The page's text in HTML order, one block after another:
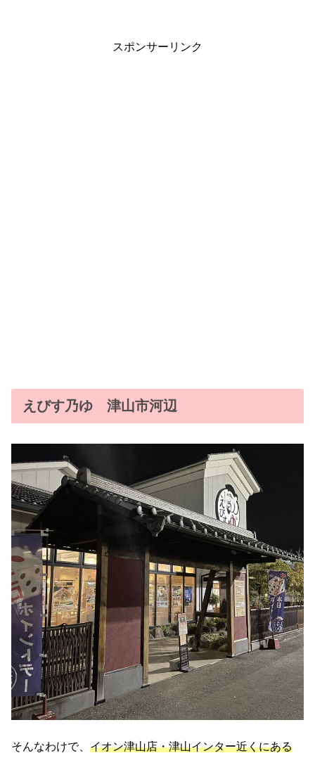
スポンサーリンク
えびす乃ゆ 津山市河辺
そんなわけで、 イオン津山店・津山インター近くにある